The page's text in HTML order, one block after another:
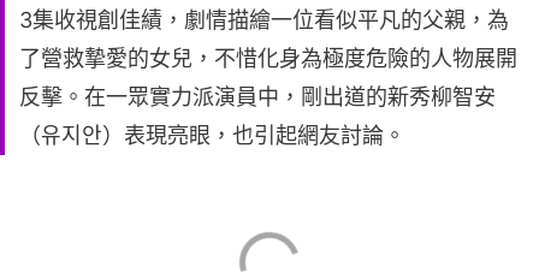
3集收視創佳績，劇情描繪一位看似平凡的父親，為
了營救摯愛的女兒，不惜化身為極度危險的人物展開
反擊。在一眾實力派演員中，剛出道的新秀柳智安
（유지안）表現亮眼，也引起網友討論。